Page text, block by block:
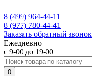
8 (499) 964-44-11
8 (977) 780-44-41
Заказать обратный звонок
Ежедневно
с 9-00 до 19-00
0